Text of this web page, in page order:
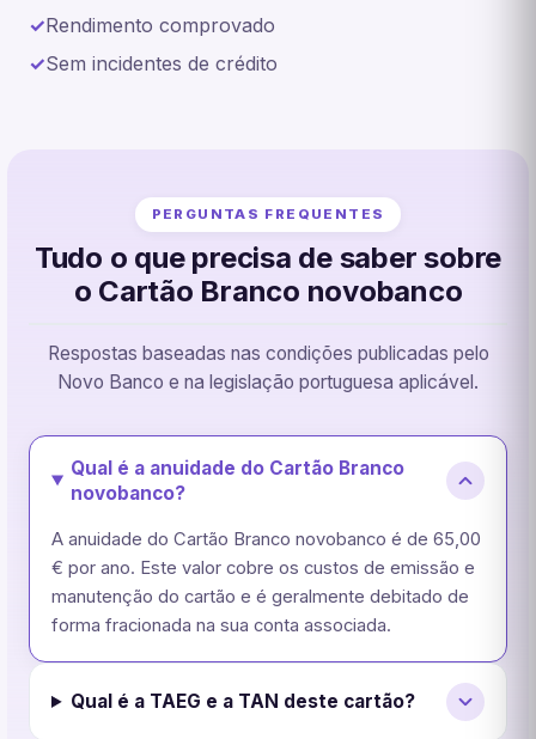
Rendimento comprovado
Sem incidentes de crédito
PERGUNTAS FREQUENTES
Tudo o que precisa de saber sobre
o Cartão Branco novobanco
Respostas baseadas nas condições publicadas pelo
Novo Banco e na legislação portuguesa aplicável.
Qual é a anuidade do Cartão Branco
novobanco?
A anuidade do Cartão Branco novobanco é de 65,00
€ por ano. Este valor cobre os custos de emissão e
manutenção do cartão e é geralmente debitado de
forma fracionada na sua conta associada.
Qual é a TAEG e a TAN deste cartão?